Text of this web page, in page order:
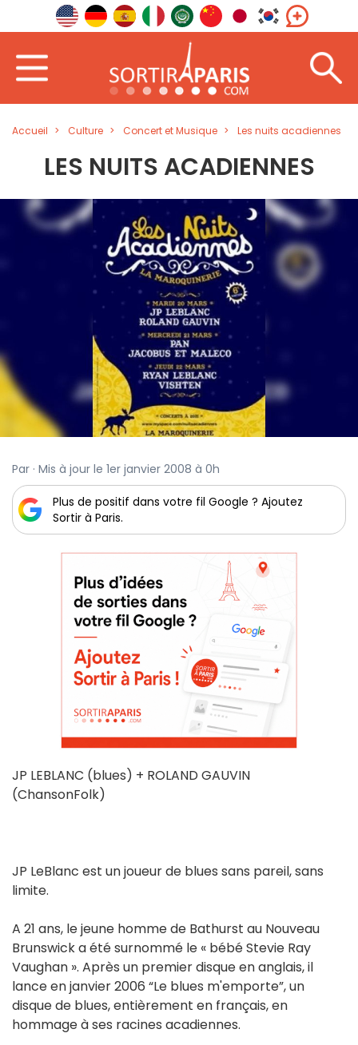
Accueil Culture Concert et Musique Les nuits acadiennes
LES NUITS ACADIENNES
Par · Mis à jour le 1er janvier 2008 à 0h
Plus de positif dans votre fil Google ? Ajoutez
Sortir à Paris.
JP LEBLANC (blues) + ROLAND GAUVIN
(ChansonFolk)
JP LeBlanc est un joueur de blues sans pareil, sans
limite.
A 21 ans, le jeune homme de Bathurst au Nouveau
Brunswick a été surnommé le « bébé Stevie Ray
Vaughan ». Après un premier disque en anglais, il
lance en janvier 2006 “Le blues m'emporte”, un
disque de blues, entièrement en français, en
hommage à ses racines acadiennes.